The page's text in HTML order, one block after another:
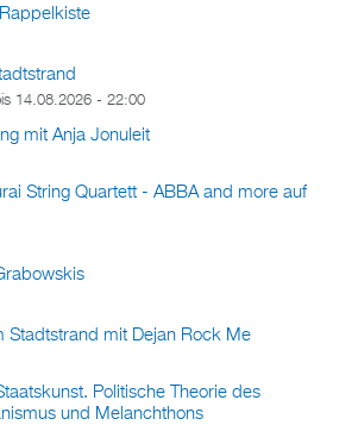
14.08.2026 - 22:00
mit Anja Jonuleit
String Quartett - ABBA and more auf
Stadtstrand mit Dejan Rock Me
Politische Theorie des
und Melanchthons